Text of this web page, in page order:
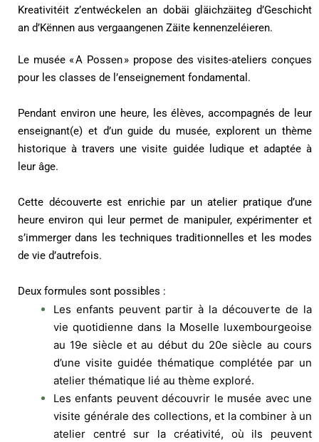
Kreativitéit z’entwéckelen an dobäi gläichzäiteg d’Geschicht
an d’Kënnen aus vergaangenen Zäite kennenzeléieren.
Le musée « A Possen » propose des visites-ateliers conçues
pour les classes de l’enseignement fondamental.
Pendant environ une heure, les élèves, accompagnés de leur
enseignant(e) et d’un guide du musée, explorent un thème
historique à travers une visite guidée ludique et adaptée à
leur âge.
Cette découverte est enrichie par un atelier pratique d’une
heure environ qui leur permet de manipuler, expérimenter et
s’immerger dans les techniques traditionnelles et les modes
de vie d’autrefois.
Deux formules sont possibles :
Les enfants peuvent partir à la découverte de la
vie quotidienne dans la Moselle luxembourgeoise
au 19e siècle et au début du 20e siècle au cours
d’une visite guidée thématique complétée par un
atelier thématique lié au thème exploré.
Les enfants peuvent découvrir le musée avec une
visite générale des collections, et la combiner à un
atelier centré sur la créativité, où ils peuvent